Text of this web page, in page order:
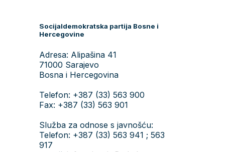
Socijaldemokratska partija Bosne i
Hercegovine
Adresa: Alipašina 41
71000 Sarajevo
Bosna i Hercegovina
Telefon: +387 (33) 563 900
Fax: +387 (33) 563 901
Služba za odnose s javnošću:
Telefon: +387 (33) 563 941 ; 563
917